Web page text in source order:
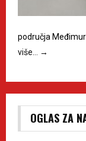
područja
više…
→
OGLAS ZA